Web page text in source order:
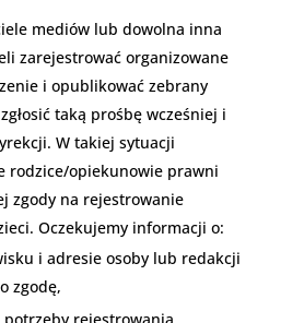
mediów lub dowolna inna
zarejestrować organizowane
i opublikować zebrany
taką prośbę wcześniej i
W takiej sytuacji
rodzice/opiekunowie prawni
zgody na rejestrowanie
Oczekujemy informacji o:
i adresie osoby lub redakcji
zgodę,